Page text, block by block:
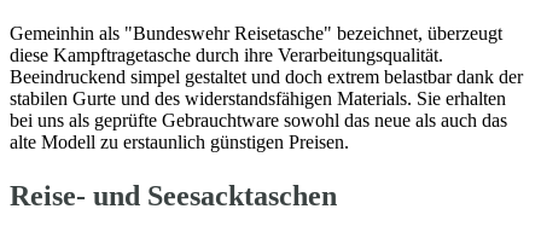
Gemeinhin als "Bundeswehr Reisetasche" bezeichnet, überzeugt
diese Kampftragetasche durch ihre Verarbeitungsqualität.
Beeindruckend simpel gestaltet und doch extrem belastbar dank der
stabilen Gurte und des widerstandsfähigen Materials. Sie erhalten
bei uns als geprüfte Gebrauchtware sowohl das neue als auch das
alte Modell zu erstaunlich günstigen Preisen.
Reise- und Seesacktaschen